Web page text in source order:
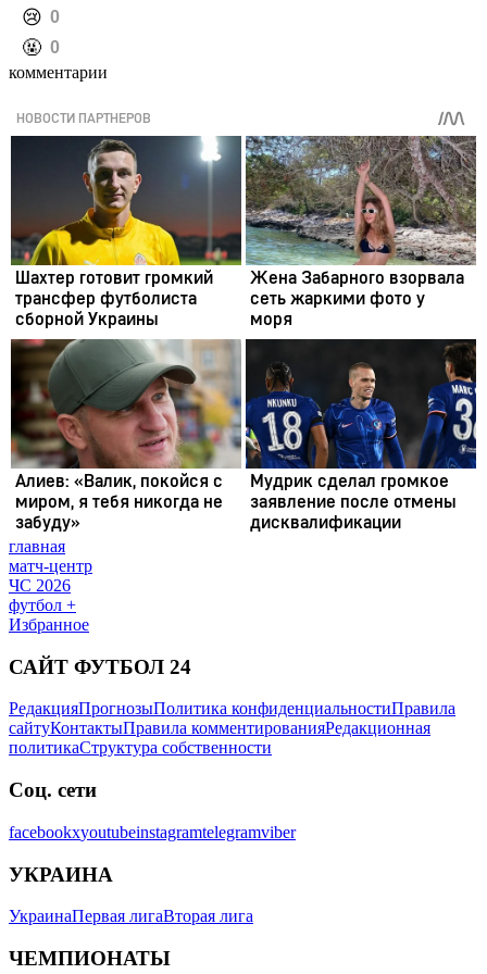
️😢 0
️🤬 0
комментарии
главная
матч-центр
ЧС 2026
футбол +
Избранное
САЙТ ФУТБОЛ 24
РедакцияПрогнозыПолитика конфиденциальностиПравила
сайтуКонтактыПравила комментированияРедакционная
политикаСтруктура собственности
Соц. сети
facebookxyoutubeinstagramtelegramviber
УКРАИНА
УкраинаПервая лигаВторая лига
ЧЕМПИОНАТЫ